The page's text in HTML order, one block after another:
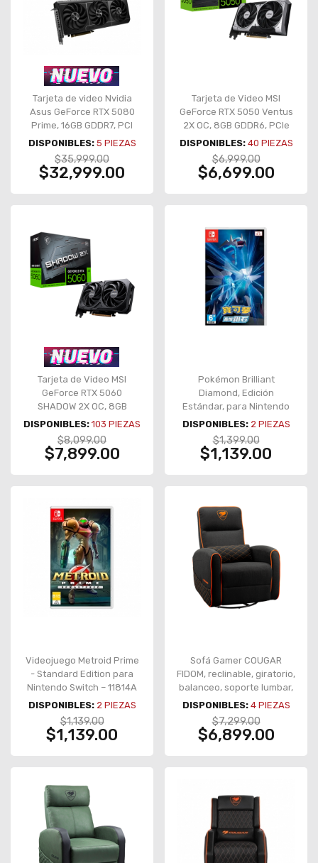
Tarjeta de video Nvidia
Asus GeForce RTX 5080
Prime, 16GB GDDR7, PCI
Express 5.0 - PRIME-
RTX5080-O16G
DISPONIBLES: 5 PIEZAS
$35,999.00
$32,999.00
Tarjeta de Video MSI
GeForce RTX 5050 Ventus
2X OC, 8GB GDDR6, PCIe
5.0, doble ventilador – RTX
5050 8G VENTUS 2X OC
DISPONIBLES: 40 PIEZAS
$6,999.00
$6,699.00
Tarjeta de Video MSI
GeForce RTX 5060
SHADOW 2X OC, 8GB
GDDR7, PCI Express 5.0 –
RTX 5060 SHADOW 2X OC
DISPONIBLES: 103 PIEZAS
$8,099.00
$7,899.00
Pokémon Brilliant
Diamond, Edición
Estándar, para Nintendo
Switch, Versión Asiática
DISPONIBLES: 2 PIEZAS
$1,399.00
$1,139.00
Videojuego Metroid Prime
- Standard Edition para
Nintendo Switch – 11814A
DISPONIBLES: 2 PIEZAS
$1,139.00
$1,139.00
Sofá Gamer COUGAR
FIDOM, reclinable, giratorio,
balanceo, soporte lumbar,
negro/naranja – CGR-FDF-
DISPONIBLES: 4PIEZAS
$7,299.00
$6,899.00